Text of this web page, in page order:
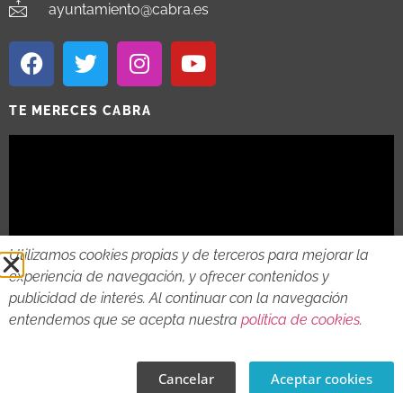
ayuntamiento@cabra.es
TE MERECES CABRA
2018 - 2026 © AYTO DE CABRA AVISO LEGAL
Utilizamos cookies propias y de terceros para mejorar la
experiencia de navegación, y ofrecer contenidos y
publicidad de interés. Al continuar con la navegación
entendemos que se acepta nuestra política de cookies.
Cancelar Aceptar cookies